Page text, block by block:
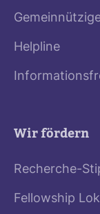
Helpline
Wir fördern
Recherche-
Fellowship